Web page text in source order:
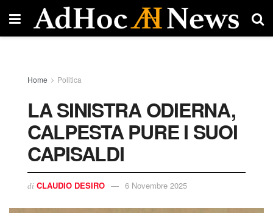
Home Politica
LA SINISTRA ODIERNA,
CALPESTA PURE I SUOI
CAPISALDI
di CLAUDIO DESIRO 6 Novembre 2025